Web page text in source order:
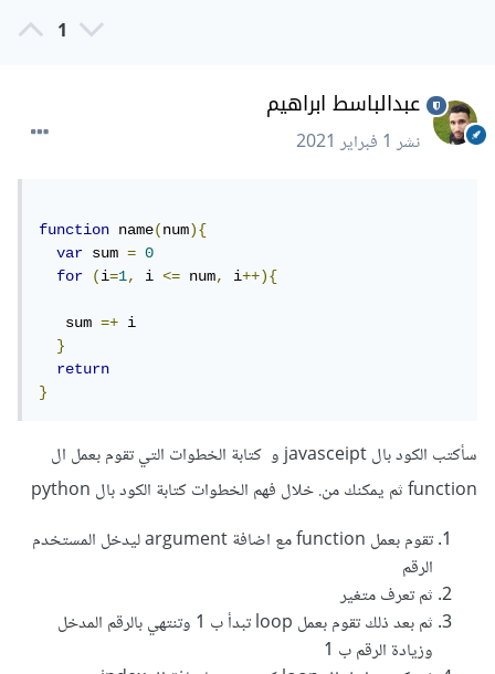
1
عبدالباسط ابراهيم
نشر1 فبراير 2021
function name(num){
var sum =
0
for
(i=1, i <= num, i++){
sum =+ i
}
return
}
سأكتب الكود بال javasceipt و كتابة الخطوات التي تقوم بعمل ال
function ثم يمكنك من. خلال فهم الخطوات كتابة الكود بال python
تقوم بعمل function مع اضافة argument ليدخل المستخدم
الرقم
ثم تعرف متغير
ثم بعد ذلك تقوم بعمل loop تبدأ ب 1 وتنتهي بالرقم المدخل
وزيادة الرقم ب 1